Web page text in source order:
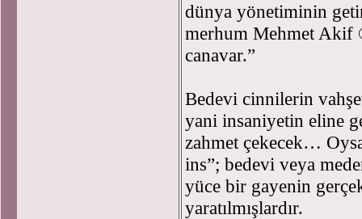
dünya yönetiminin
merhum Mehmet Akif
canavar.”
Bedevi cinnilerin
yani insaniyetin eline
zahmet çekecek…
ins”; bedevi veya
yüce bir gayenin
yaratılmışlardır.